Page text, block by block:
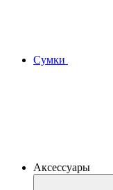
Сумки
Аксессуары